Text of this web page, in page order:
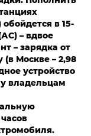
в 15-
– вдвое
– зарядка от
Москве – 2,98
устройство
владельцам